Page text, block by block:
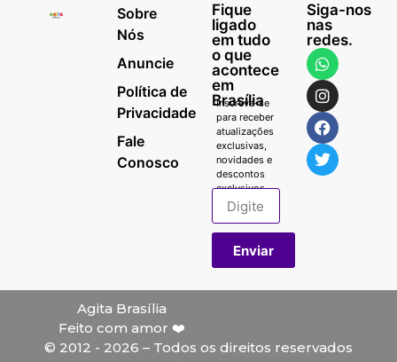
Sobre
Nós
Anuncie
Política de
Privacidade
Fale
Conosco
Fique
ligado
em tudo
o que
acontece
em
Brasília
Inscreva-se
para receber
atualizações
exclusivas,
novidades e
descontos
exclusivos.
Enviar
Siga-nos
nas
redes.
Agita Brasília
Feito com amor ❤️
© 2012 - 2026 – Todos os direitos reservados